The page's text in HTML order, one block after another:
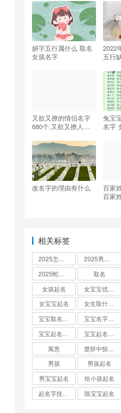
妍字五行属什么 取名
女孩名字
2022
五行
又欲又撩的情侣名字
680个,又欲又撩人的
兔宝
名字
改名字的理由有什么
百家
百家
相关标签
取名
女孩起名
女宝宝起名
寓意
男孩
男孩起名
男宝宝起名
给小孩起名
陈宝宝起名